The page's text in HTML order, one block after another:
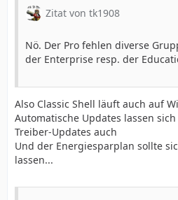
Zitat von tk1908
Nö. Der Pro fehlen diverse
der Enterprise resp. der
Also Classic Shell läuft auch auf
Automatische Updates lassen
Treiber-Updates auch
Und der Energiesparplan sollte
lassen...